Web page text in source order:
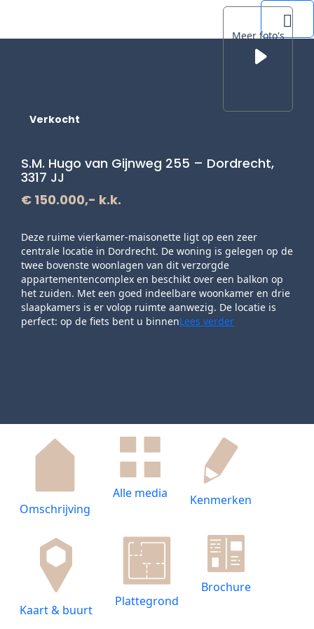
Meer foto's
Verkocht
S.M. Hugo van Gijnweg 255 – Dordrecht,
3317 JJ
€ 150.000,- k.k.
Deze ruime vierkamer-maisonette ligt op een zeer
centrale locatie in Dordrecht. De woning is gelegen op de
twee bovenste woonlagen van dit verzorgde
appartementencomplex en beschikt over een balkon op
het zuiden. Met een goed indeelbare woonkamer en drie
slaapkamers is er volop ruimte aanwezig. De locatie is
perfect: op de fiets bent u binnenLees verder
Omschrijving
Alle media Kenmerken
Kaart & buurt
Plattegrond
Brochure